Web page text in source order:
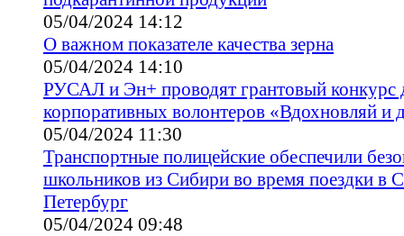
05/04/2024 14:12
О важном показателе качества зерна
05/04/2024 14:10
РУСАЛ и Эн+ проводят грантовый конкурс
корпоративных волонтеров «Вдохновляй и
05/04/2024 11:30
Транспортные полицейские обеспечили
школьников из Сибири во время поездки в
Петербург
05/04/2024 09:48